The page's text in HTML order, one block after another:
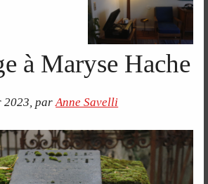
à Maryse Hache
2023,parAnne Savelli